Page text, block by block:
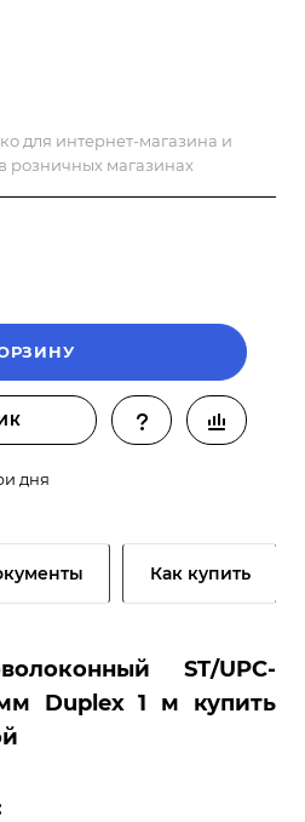
для интернет-магазина и
розничных магазинах
дня
Как купить
ST/UPC-
Duplex 1 м купить